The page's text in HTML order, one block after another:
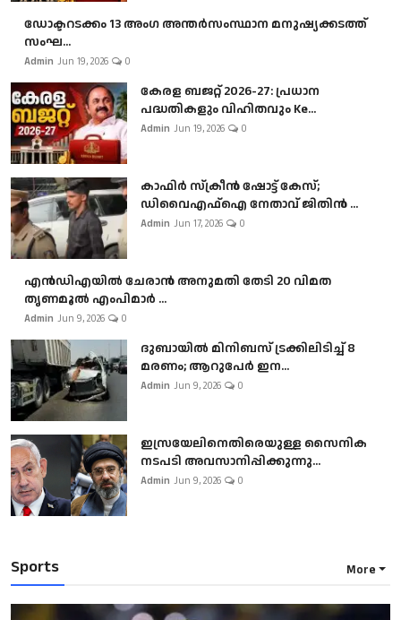
ഡോക്ടറടക്കം 13 അംഗ അന്തർസംസ്ഥാന മനുഷ്യക്കടത്ത്
സംഘ...
Admin Jun 19, 2026 0
കേരള ബജറ്റ് 2026-27: പ്രധാന
പദ്ധതികളും വിഹിതവും Ke...
Admin Jun 19, 2026 0
കാഫിർ സ്‌ക്രീൻ ഷോട്ട് കേസ്;
ഡിവൈഎഫ്ഐ നേതാവ് ജിതിൻ ...
Admin Jun 17, 2026 0
എൻഡിഎയിൽ ചേരാൻ അനുമതി തേടി 20 വിമത
തൃണമൂൽ എംപിമാർ ...
Admin Jun 9, 2026 0
ദുബായിൽ മിനിബസ്​ ട്രക്കിലിടിച്ച് 8
മരണം; ആറുപേർ ഇന...
Admin Jun 9, 2026 0
ഇസ്രയേലിനെതിരെയുള്ള സൈനിക
നടപടി അവസാനിപ്പിക്കുന്നു...
Admin Jun 9, 2026 0
Sports More